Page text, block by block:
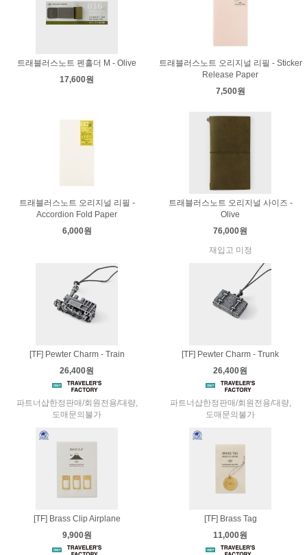
트래블러스노트 펜홀더 M - Olive
17,600원
트래블러스노트 오리지널 리필 - Sticker
Release Paper
7,500원
트래블러스노트 오리지널 리필 -
Accordion Fold Paper
6,000원
트래블러스노트 오리지널 사이즈 -
Olive
76,000원
재입고 미정
[TF] Pewter Charm - Train
26,400원
파트너샵한정판매/회원전용/대량,
도매문의불가
[TF] Pewter Charm - Trunk
26,400원
파트너샵한정판매/회원전용/대량,
도매문의불가
[TF] Brass Clip Airplane
9,900원
[TF] Brass Tag
11,000원